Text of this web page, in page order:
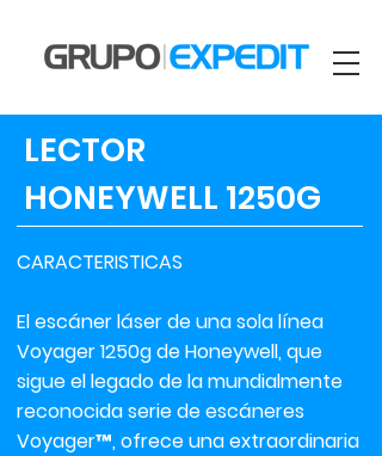
LECTOR
HONEYWELL 1250G
CARACTERISTICAS
El escáner láser de una sola línea
Voyager 1250g de Honeywell, que
sigue el legado de la mundialmente
reconocida serie de escáneres
Voyager™, ofrece una extraordinaria